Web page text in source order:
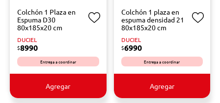
Colchón 1 Plaza en
Espuma D30
80x185x20 cm
DUCIEL
$8990
Entrega a coordinar
Agregar
Colchón 1 plaza en
espuma densidad 21
80x185x20 cm
DUCIEL
$6990
Entrega a coordinar
Agregar